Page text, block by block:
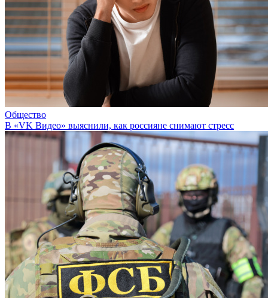
Общество
В «VK Видео» выяснили, как россияне снимают стресс